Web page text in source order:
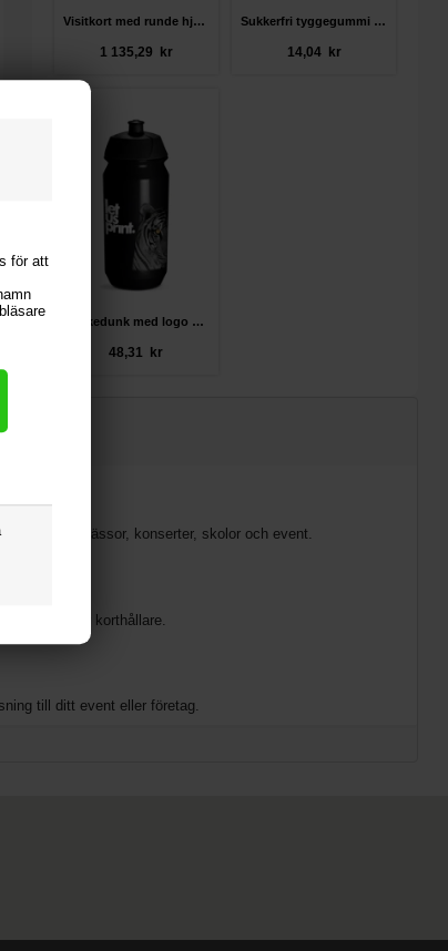
för att
Visitkort med runde hjørner
1 135,29 kr
Sukkerfri tyggegummi 6-pak
14,04 kr
Drikkedunk med logo 600 ml
48,31 kr
för mässor, konserter, skolor och event.
clips eller korthållare.
till ditt event eller företag.